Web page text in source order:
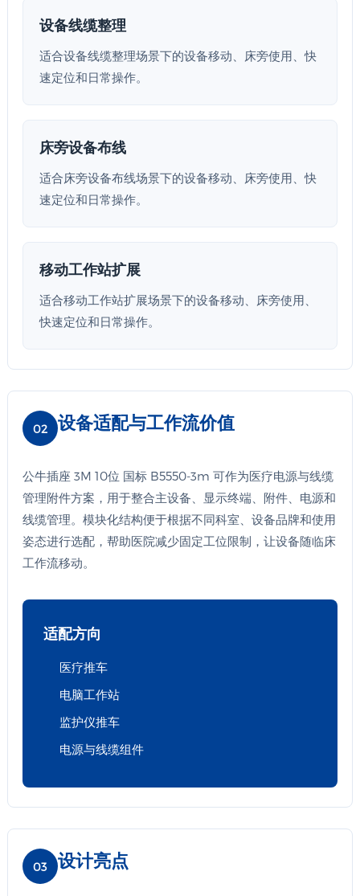
设备线缆整理
适合设备线缆整理场景下的设备移动、床旁使用、快
速定位和日常操作。
床旁设备布线
适合床旁设备布线场景下的设备移动、床旁使用、快
速定位和日常操作。
移动工作站扩展
适合移动工作站扩展场景下的设备移动、床旁使用、
快速定位和日常操作。
02 设备适配与工作流价值
公牛插座 3M 10位 国标 B5550-3m 可作为医疗电源与线缆
管理附件方案，用于整合主设备、显示终端、附件、电源和
线缆管理。模块化结构便于根据不同科室、设备品牌和使用
姿态进行选配，帮助医院减少固定工位限制，让设备随临床
工作流移动。
适配方向
医疗推车
电脑工作站
监护仪推车
电源与线缆组件
03 设计亮点